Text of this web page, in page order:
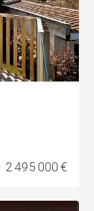
2 495 000 €